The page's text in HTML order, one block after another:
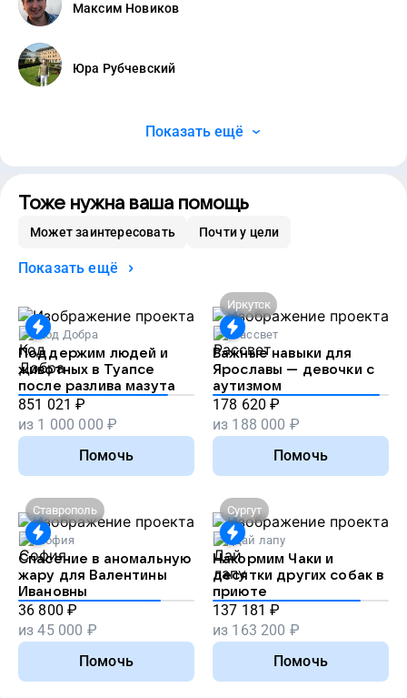
Максим Новиков
Юра Рубчевский
Показать ещё
Тоже нужна ваша помощь
Может заинтересовать Почти у цели
Показать ещё
Код Добра
Поддержим людей и
животных в Туапсе
после разлива мазута
851 021 ₽
из 1 000 000 ₽
Помочь
Иркутск
Рассвет
Важные навыки для
Ярославы — девочки с
аутизмом
178 620 ₽
из 188 000 ₽
Помочь
Ставрополь
София
Спасение в аномальную
жару для Валентины
Ивановны
36 800 ₽
из45 000 ₽
Помочь
Сургут
Дай лапу
Накормим Чаки и
десятки других собак в
приюте
137 181 ₽
из 163 200 ₽
Помочь